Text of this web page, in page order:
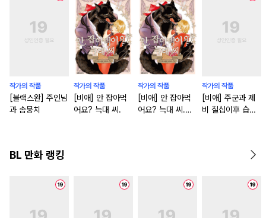
작가의 작품
[블랙스완] 주인님
과 솜뭉치
작가의 작품
[비애] 안 잡아먹
어요? 늑대 씨.
작가의 작품
[비애] 안 잡아먹
어요? 늑대 씨.
작가의 작품
[비애] 주군과 제
비 칠십이후 습유
BL 만화 랭킹